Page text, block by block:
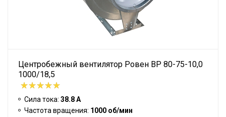
Центробежный вентилятор Ровен BP 80-75-10,0
1000/18,5
Сила тока: 38.8 А
Частота вращения: 1000 об/мин